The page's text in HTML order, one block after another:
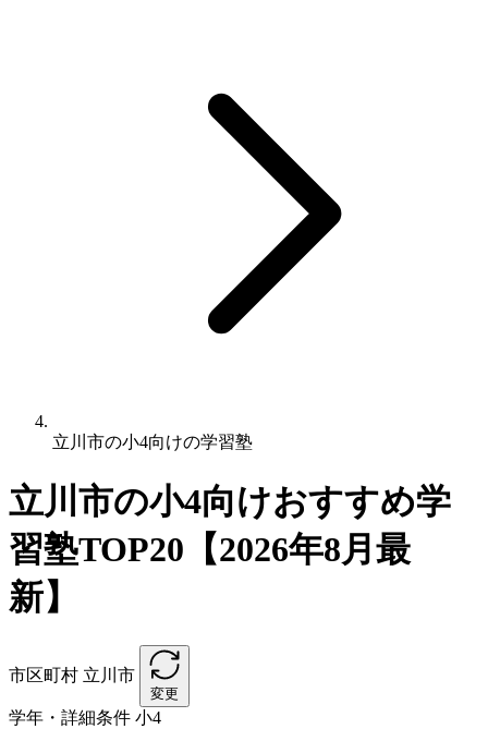
立川市の小4向けの学習塾
立川市の小4向けおすすめ学
習塾TOP20【2026年8月最
新】
市区町村 立川市
変更
学年・詳細条件 小4